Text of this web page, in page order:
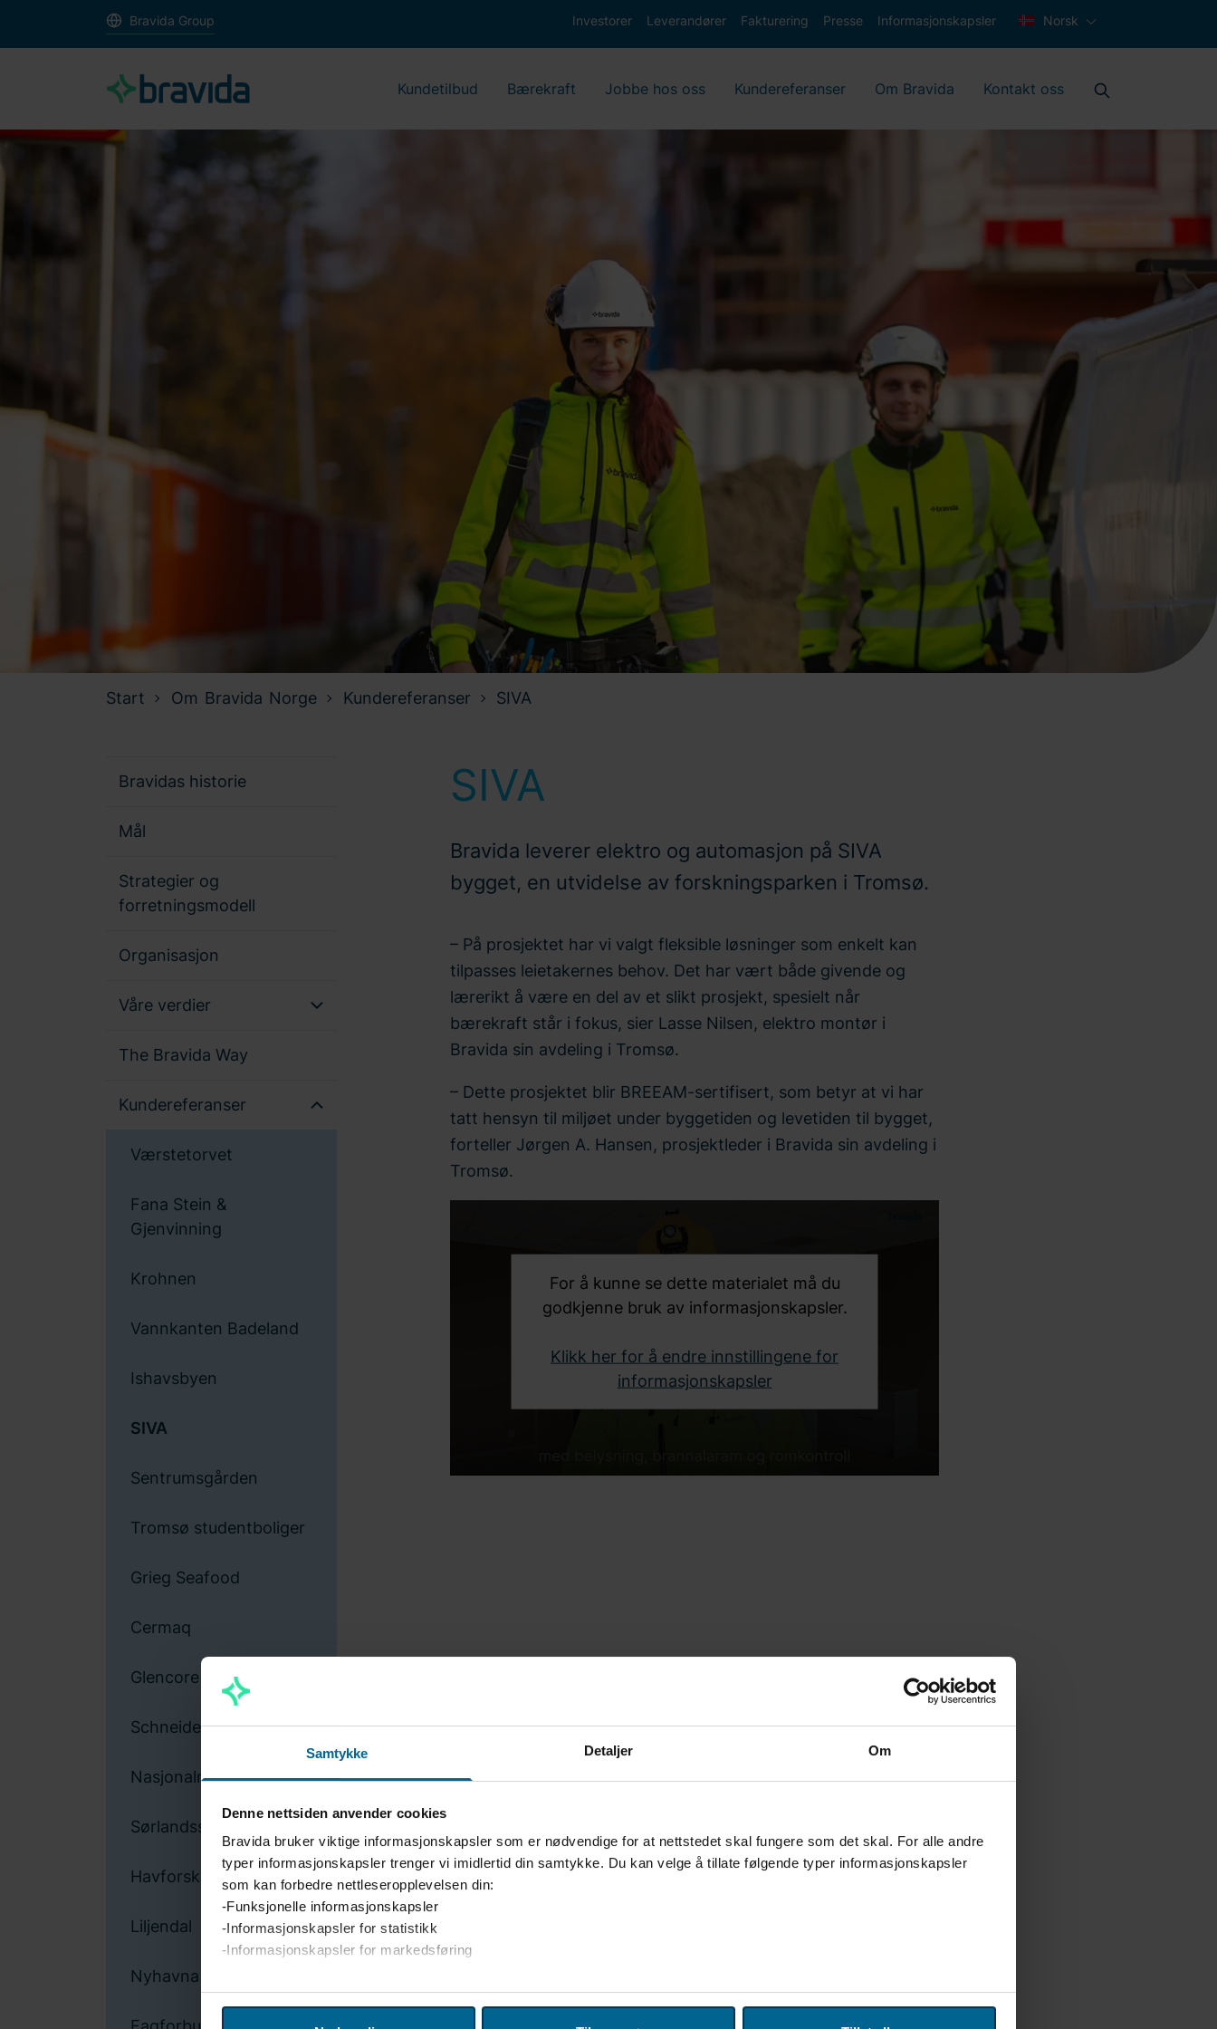
Samtykke Detaljer Om
Denne nettsiden anvender cookies
Bravida bruker viktige informasjonskapsler som er nødvendige for at nettstedet skal fungere som det skal. For alle andre
typer informasjonskapsler trenger vi imidlertid din samtykke. Du kan velge å tillate følgende typer informasjonskapsler
som kan forbedre nettleseropplevelsen din:
-Funksjonelle informasjonskapsler
-Informasjonskapsler for statistikk
-Informasjonskapsler for markedsføring
Vi bruker enhetsidentifikatorer til å tilpasse innhold og annonser for brukerne, tilby funksjoner for sosiale medier og
Bravida Group Investorer Leverandører Fakturering Presse Informasjonskapsler Norsk
Kundetilbud Bærekraft Jobbe hos oss Kundereferanser Om Bravida Kontakt oss
Start Om Bravida Norge Kundereferanser SIVA
Bravidas historie
Mål
Strategier og
forretningsmodell
Organisasjon
Våre verdier
The Bravida Way
Kundereferanser
Værstetorvet
Fana Stein &
Gjenvinning
Krohnen
Vannkanten Badeland
Ishavsbyen
SIVA
Sentrumsgården
Tromsø studentboliger
Grieg Seafood
Cermaq
Glencore Nikkelverk
Schneider Electric
Nasjonalmuseet
Sørlandssenteret
Havforskningsinstituttet
Liljendal
Nyhavna
SIVA
Bravida leverer elektro og automasjon på SIVA
bygget, en utvidelse av forskningsparken i Tromsø.
– På prosjektet har vi valgt fleksible løsninger som enkelt kan
tilpasses leietakernes behov. Det har vært både givende og
lærerikt å være en del av et slikt prosjekt, spesielt når
bærekraft står i fokus, sier Lasse Nilsen, elektro montør i
Bravida sin avdeling i Tromsø.
– Dette prosjektet blir BREEAM-sertifisert, som betyr at vi har
tatt hensyn til miljøet under byggetiden og levetiden til bygget,
forteller Jørgen A. Hansen, prosjektleder i Bravida sin avdeling i
Tromsø.
For å kunne se dette materialet må du
godkjenne bruk av informasjonskapsler.
Klikk her for å endre innstillingene for
informasjonskapsler